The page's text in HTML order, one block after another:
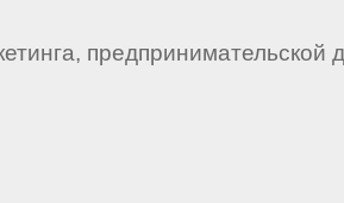
предпринимательской